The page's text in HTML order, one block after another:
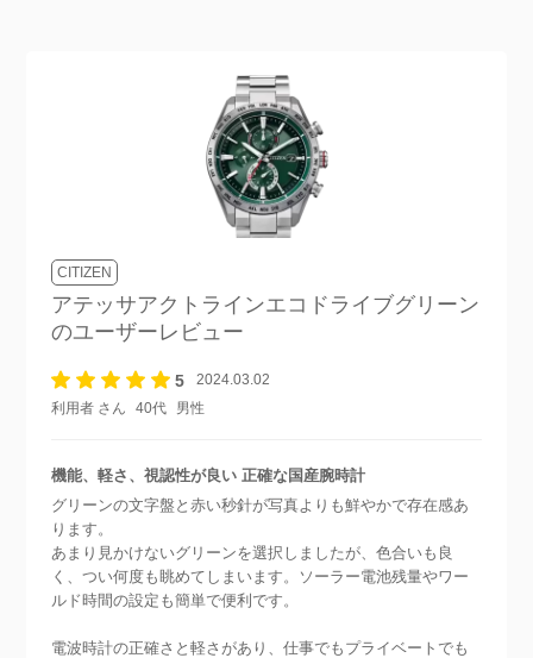
CITIZEN
アテッサアクトラインエコドライブグリーン
のユーザーレビュー
5
2024.03.02
利用者 さん
40代 男性
機能、軽さ、視認性が良い 正確な国産腕時計
グリーンの文字盤と赤い秒針が写真よりも鮮やかで存在感あ
ります。
あまり見かけないグリーンを選択しましたが、色合いも良
く、つい何度も眺めてしまいます。ソーラー電池残量やワー
ルド時間の設定も簡単で便利です。
電波時計の正確さと軽さがあり、仕事でもプライベートでも